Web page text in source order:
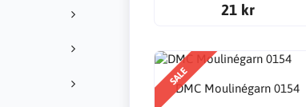
21 kr
SALE
DMC Moulinégarn 0154